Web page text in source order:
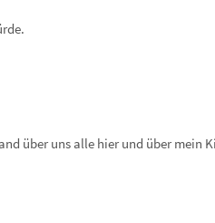
über uns alle hier und über mein